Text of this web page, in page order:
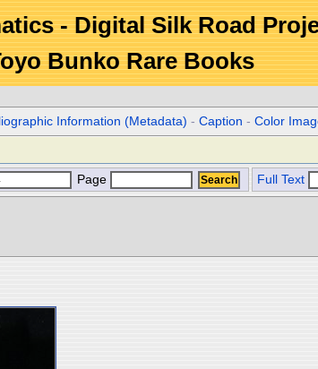
- Digital Silk Road
Bunko Rare Books
Information (Metadata) -Caption -Color
Page Full Text